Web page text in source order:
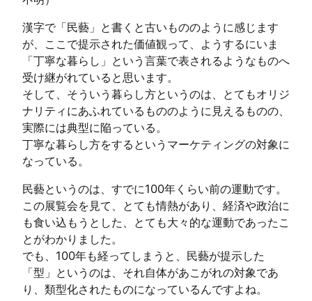
漢字で「民藝」と書くと古いもののように感じます
が、ここで提示された価値観って、ようするにいま
「丁寧な暮らし」という言葉で表されるようなものへ
受け継がれていると思います。
そして、そういう暮らし方というのは、とてもオリジ
ナリティにあふれているもののように見えるものの、
実際には典型に陥っている。
丁寧な暮らし方をするというマーケティングの対象に
なっている。
民藝というのは、すでに100年くらい前の運動です。
この展覧会を見て、とても情熱があり、経済や政治に
も食い込もうとした、とても大々的な運動であったこ
とがわかりました。
でも、100年も経ってしまうと、民藝が提示した
「型」というのは、それ自体があこがれの対象であ
り、類型化されたものになっているんですよね。